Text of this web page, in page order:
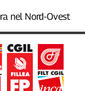
nel Nord-Ovest